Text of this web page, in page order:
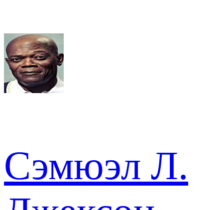
Сэмюэл Л.